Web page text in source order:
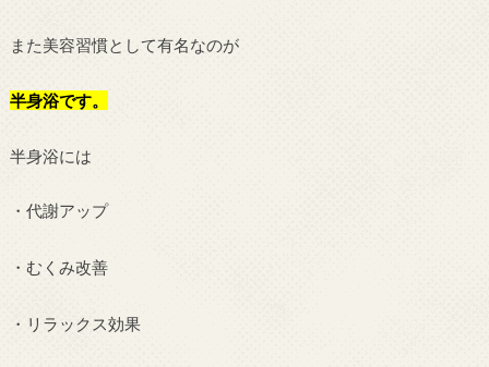
また美容習慣として有名なのが
半身浴です。
半身浴には
・代謝アップ
・むくみ改善
・リラックス効果